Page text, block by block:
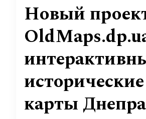
Новый
исторические
карты Днепра